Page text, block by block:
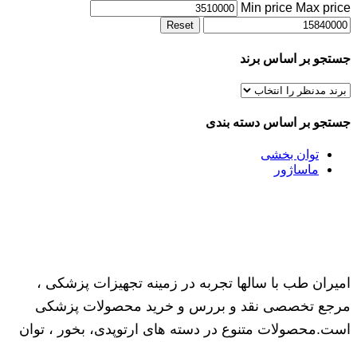
Min price Max price
Reset
جستجو بر اساس برند
جستجو بر اساس دسته بندی
توان بخشی
ماساژور
امیران طب با سالها تجربه در زمینه تجهیزات پزشکی ،
مرجع تخصصی نقد و بررس و خرید محصولات پزشکی
است.محصولات متنوع در دسته های ارتوپدی، بخور ، توان